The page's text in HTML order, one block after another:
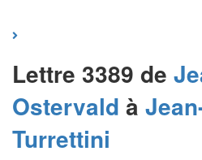
Lettre 3389 de
Ostervald à
Turrettini